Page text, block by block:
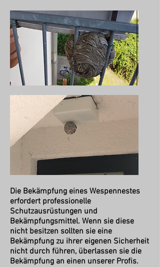
Die Bekämpfung eines Wespennestes
erfordert professionelle
Schutzausrüstungen und
Bekämpfungsmittel. Wenn sie diese
nicht besitzen sollten sie eine
Bekämpfung zu ihrer eigenen Sicherheit
nicht durch führen, überlassen sie die
Bekämpfung an einen unserer Profis.